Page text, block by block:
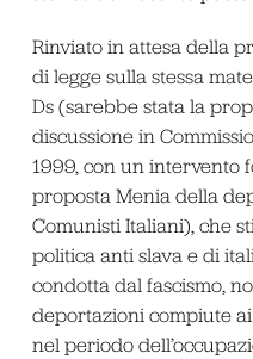
Rinviato in attesa della
di legge sulla stessa
Ds (sarebbe stata la
discussione in
1999, con un intervento
proposta Menia della
Comunisti Italiani), che
politica anti slava e di
condotta dal fascismo,
deportazioni compiute
nel periodo